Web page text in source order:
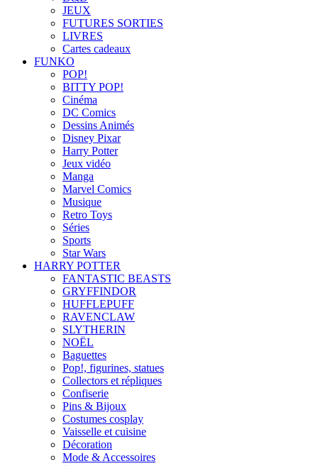
JEUX
FUTURES SORTIES
LIVRES
Cartes cadeaux
FUNKO
POP!
BITTY POP!
Cinéma
DC Comics
Dessins Animés
Disney Pixar
Harry Potter
Jeux vidéo
Manga
Marvel Comics
Musique
Retro Toys
Séries
Sports
Star Wars
HARRY POTTER
FANTASTIC BEASTS
GRYFFINDOR
HUFFLEPUFF
RAVENCLAW
SLYTHERIN
NOËL
Baguettes
Pop!, figurines, statues
Collectors et répliques
Confiserie
Pins & Bijoux
Costumes cosplay
Vaisselle et cuisine
Décoration
Mode & Accessoires